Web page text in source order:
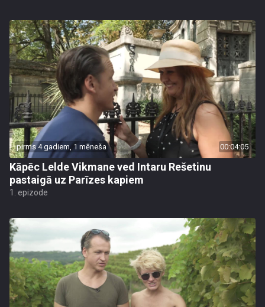
pirms 4 gadiem, 1 mēneša 00:04:05
Kāpēc Lelde Vikmane ved Intaru Rešetinu
pastaigā uz Parīzes kapiem
1. epizode